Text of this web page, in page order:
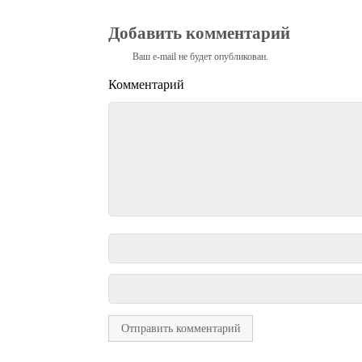
Добавить комментарий
Ваш e-mail не будет опубликован.
Комментарий